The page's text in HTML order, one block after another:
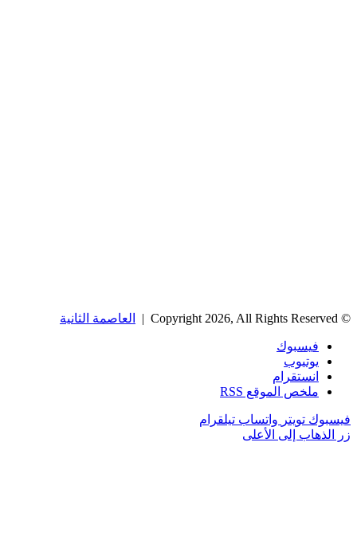
© Copyright 2026, All Rights Reserved | العاصمة الثانية
فيسبوك
يوتيوب
انستقرام
ملخص الموقع RSS
فيسبوك تويتر واتساب تيلقرام
زر الذهاب إلى الأعلى